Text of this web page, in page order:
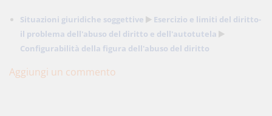
Situazioni giuridiche soggettive
Esercizio e limiti del diritto-
il problema dell'abuso del diritto e dell'autotutela
Configurabilità della figura dell'abuso del diritto
Aggiungi un commento